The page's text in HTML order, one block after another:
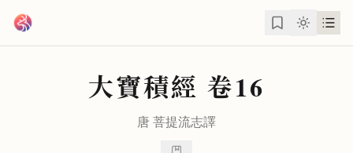
大寶積經 卷16
唐菩提流志譯